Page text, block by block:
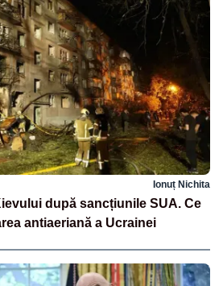
Ionuț Nichita
după sancțiunile SUA. Ce
antiaeriană a Ucrainei